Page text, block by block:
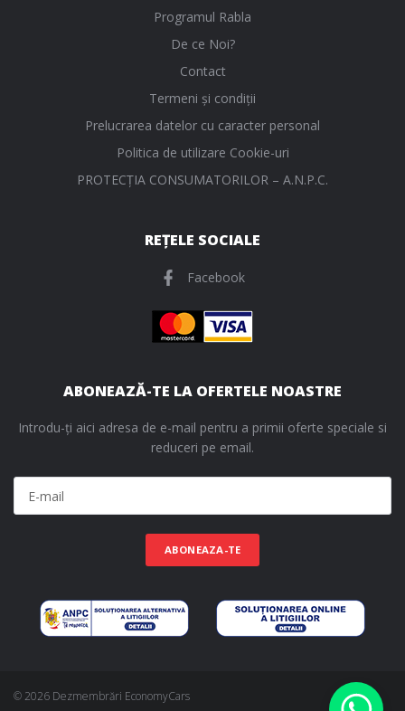
Programul Rabla
De ce Noi?
Contact
Termeni și condiții
Prelucrarea datelor cu caracter personal
Politica de utilizare Cookie-uri
PROTECŢIA CONSUMATORILOR – A.N.P.C.
REȚELE SOCIALE
Facebook
ABONEAZĂ-TE LA OFERTELE NOASTRE
Introdu-ți aici adresa de e-mail pentru a primii oferte speciale si
reduceri pe email.
ABONEAZA-TE
© 2026 Dezmembrări EconomyCars